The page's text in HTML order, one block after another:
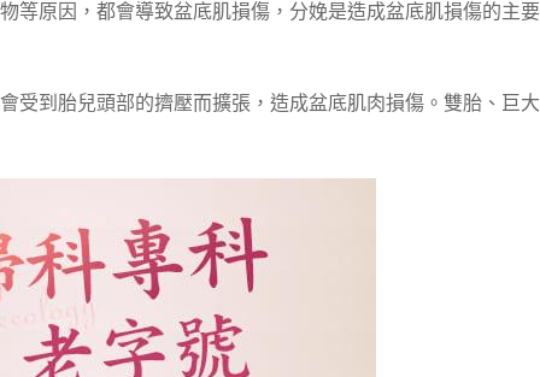
等原因，都會導致盆底肌損傷，分娩是造成盆底肌損傷的主
受到胎兒頭部的擠壓而擴張，造成盆底肌肉損傷。雙胎、巨